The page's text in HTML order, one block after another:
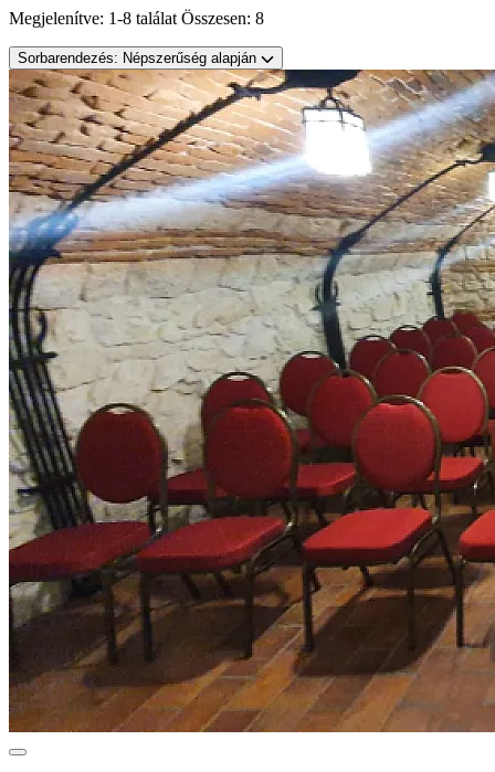
Megjelenítve: 1-8 találat Összesen: 8
Sorbarendezés: Népszerűség alapján